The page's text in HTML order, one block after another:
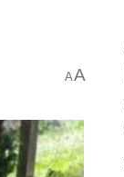
AA